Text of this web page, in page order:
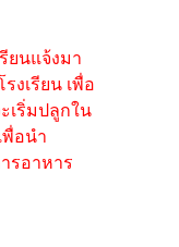
ยนแจ้งมา
งเรียน เพื่อ
เริ่มปลูกใน
พื่อนำ
รอาหาร